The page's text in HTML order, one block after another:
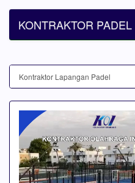
KONTRAKTOR PADEL
Kontraktor Lapangan Padel